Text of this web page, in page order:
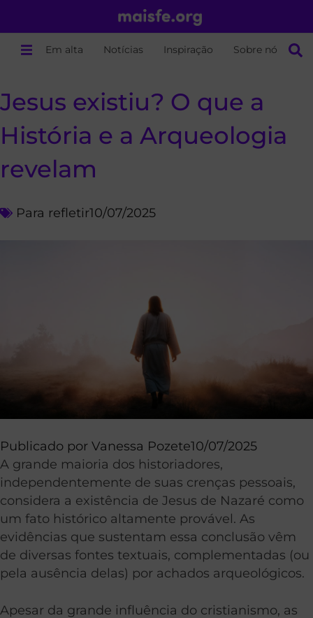
Em alta Notícias Inspiração Sobre nós
Jesus existiu? O que a
História e a Arqueologia
revelam
Para refletir10/07/2025
Publicado por Vanessa Pozete10/07/2025
A grande maioria dos historiadores,
independentemente de suas crenças pessoais,
considera a existência de Jesus de Nazaré como
um fato histórico altamente provável. As
evidências que sustentam essa conclusão vêm
de diversas fontes textuais, complementadas (ou
pela ausência delas) por achados arqueológicos.
Apesar da grande influência do cristianismo, as